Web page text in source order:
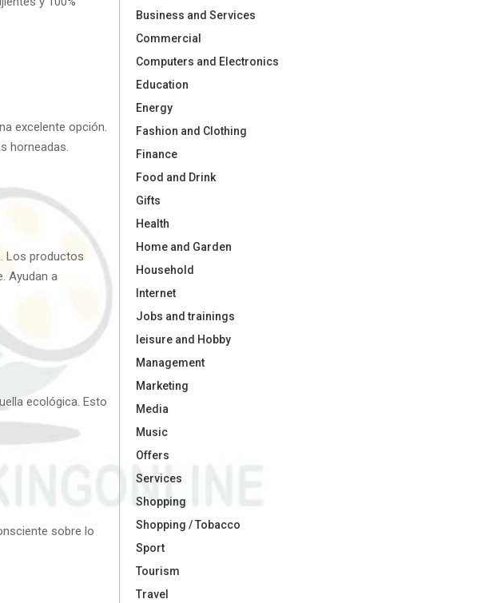
excelente opción.
horneadas.
Los productos
Ayudan a
ecológica. Esto
sobre lo
Business and Services
Commercial
Computers and Electronics
Education
Energy
Fashion and Clothing
Finance
Food and Drink
Gifts
Health
Home and Garden
Household
Internet
Jobs and trainings
leisure and Hobby
Management
Marketing
Media
Music
Offers
Services
Shopping
Shopping / Tobacco
Sport
Tourism
Travel